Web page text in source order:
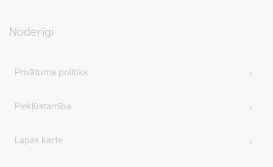
Noderīgi
Privātuma politika
Piekļūstamība
Lapas karte